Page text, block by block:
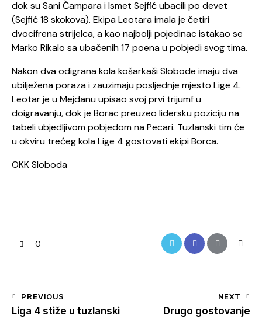
dok su Sani Čampara i Ismet Sejfić ubacili po devet
(Sejfić 18 skokova). Ekipa Leotara imala je četiri
dvocifrena strijelca, a kao najbolji pojedinac istakao se
Marko Rikalo sa ubačenih 17 poena u pobjedi svog tima.
Nakon dva odigrana kola košarkaši Slobode imaju dva
ubilježena poraza i zauzimaju posljednje mjesto Lige 4.
Leotar je u Mejdanu upisao svoj prvi trijumf u
doigravanju, dok je Borac preuzeo lidersku poziciju na
tabeli ubjedljivom pobjedom na Pecari. Tuzlanski tim će
u okviru trećeg kola Lige 4 gostovati ekipi Borca.
OKK Sloboda
0
PREVIOUS
Liga 4 stiže u tuzlanski
NEXT
Drugo gostovanje